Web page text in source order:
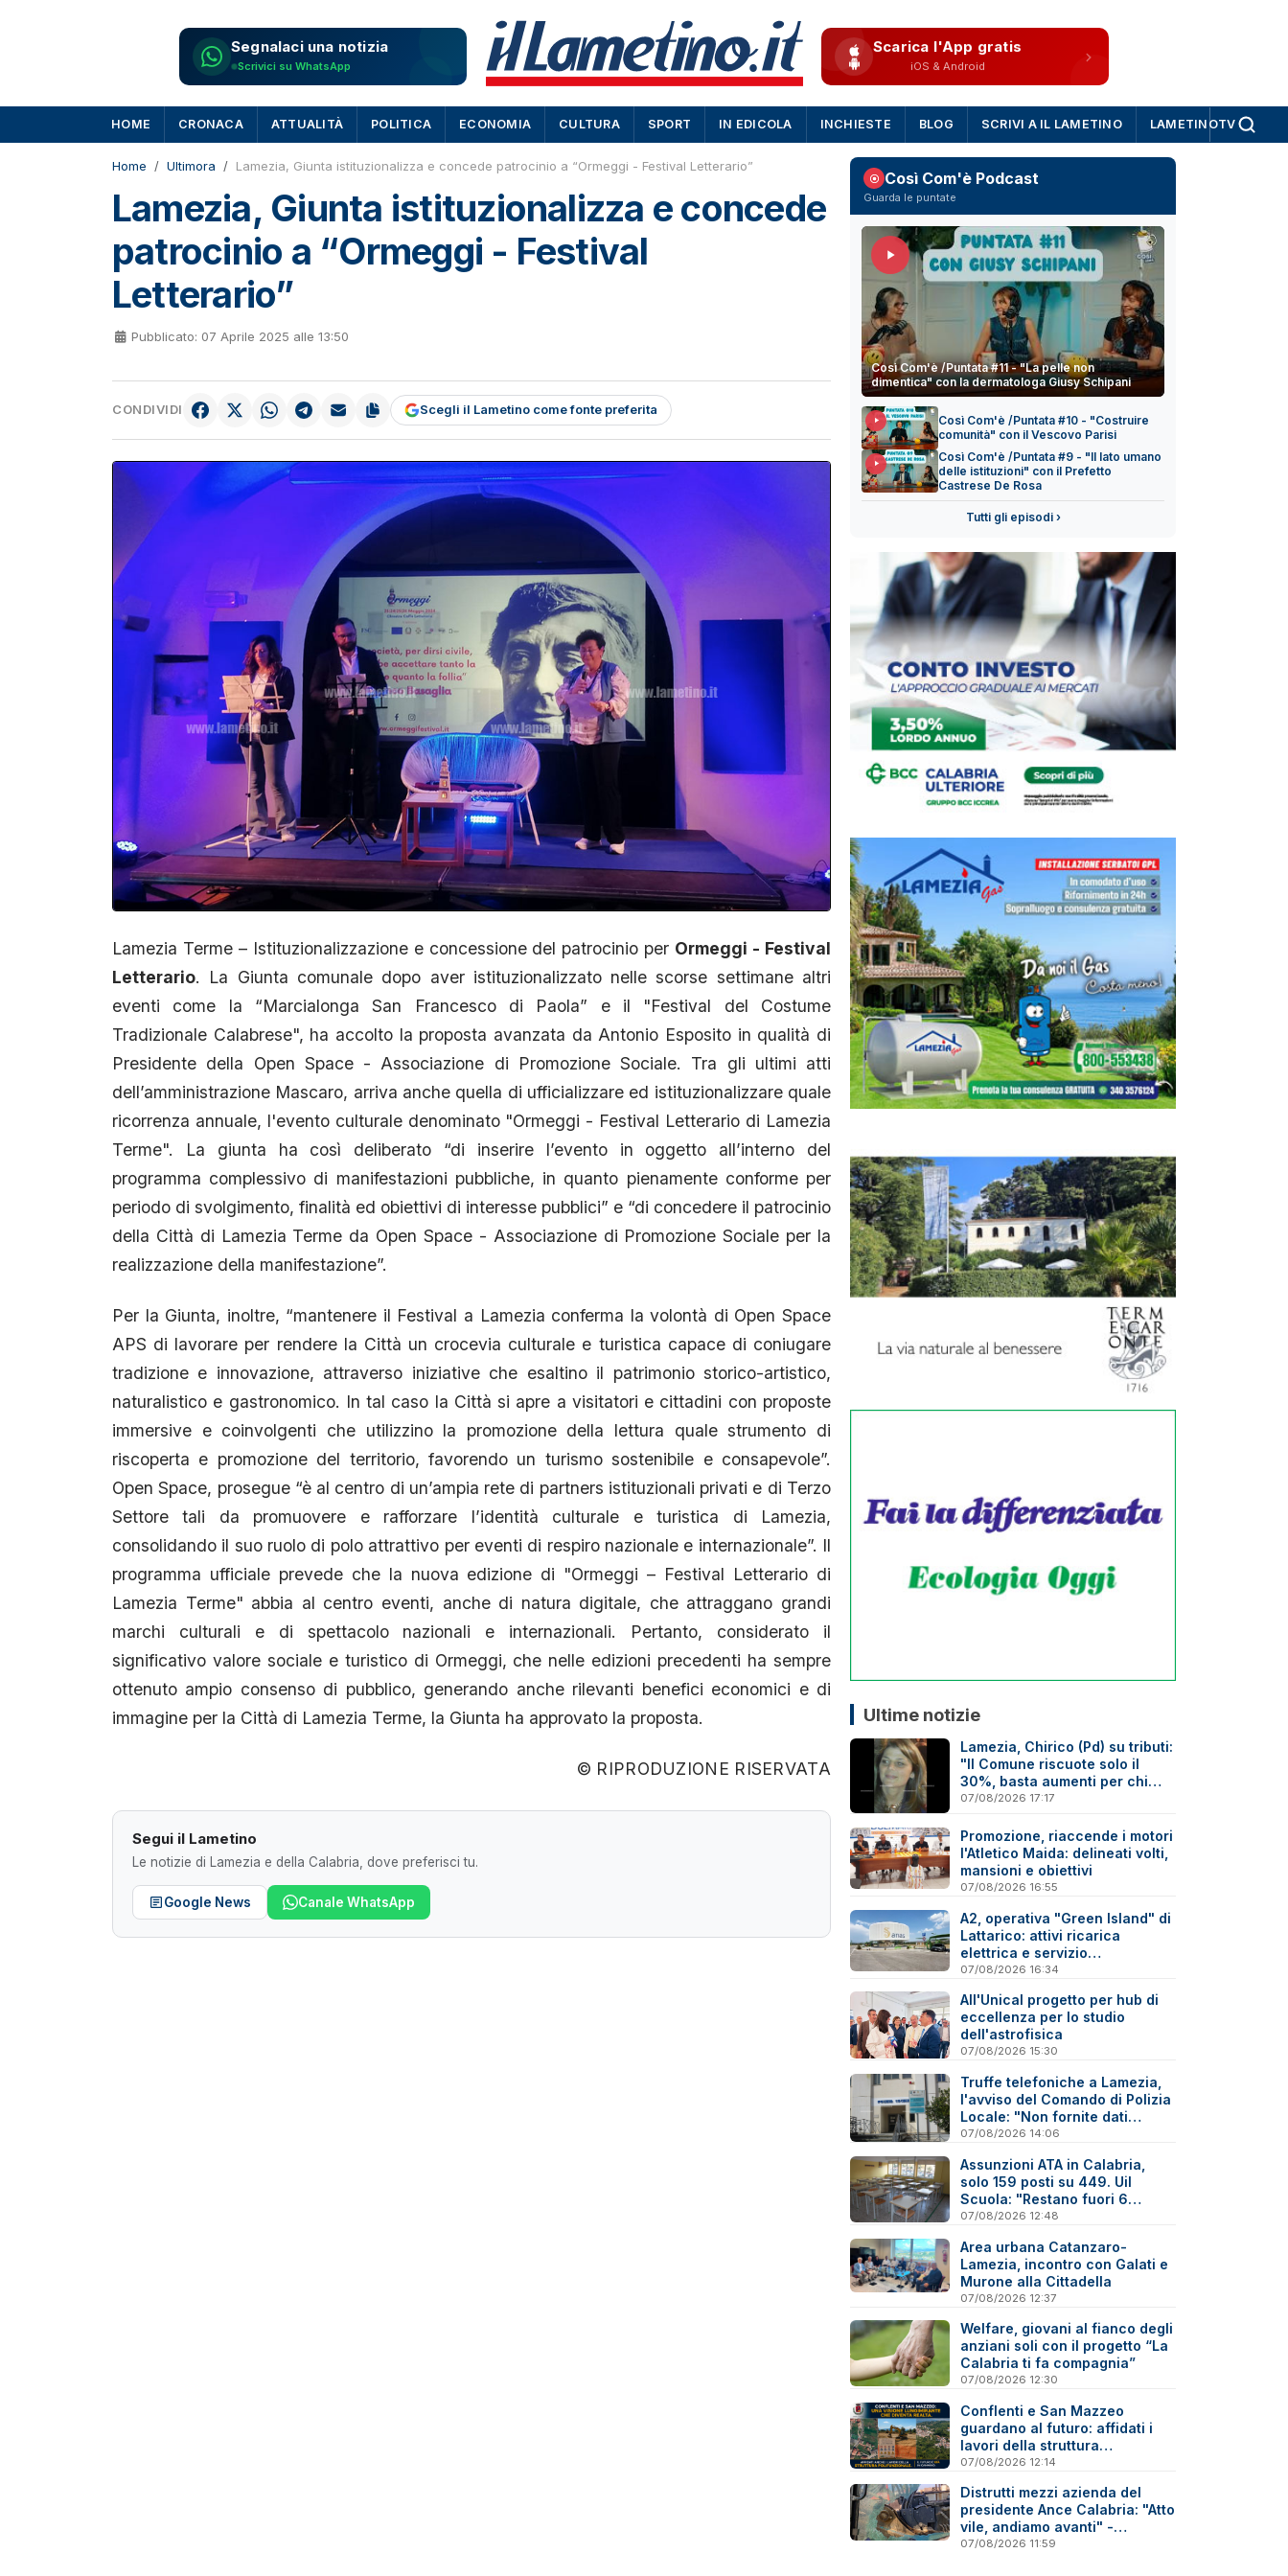
Segnalaci una notizia
Scrivici su WhatsApp
Scarica l'App gratis
iOS & Android
HOME CRONACA ATTUALITÀ POLITICA ECONOMIA CULTURA SPORT IN EDICOLA INCHIESTE BLOG SCRIVI A IL LAMETINO LAMETINOTV
Home Ultimora Lamezia, Giunta istituzionalizza e concede patrocinio a “Ormeggi - Festival Letterario”
Lamezia, Giunta istituzionalizza e concede
patrocinio a “Ormeggi - Festival
Letterario”
Pubblicato: 07 Aprile 2025 alle 13:50
CONDIVIDI Scegli il Lametino come fonte preferita
Lamezia Terme – Istituzionalizzazione e concessione del patrocinio per Ormeggi - Festival
Letterario. La Giunta comunale dopo aver istituzionalizzato nelle scorse settimane altri
eventi come la “Marcialonga San Francesco di Paola” e il "Festival del Costume
Tradizionale Calabrese", ha accolto la proposta avanzata da Antonio Esposito in qualità di
Presidente della Open Space - Associazione di Promozione Sociale. Tra gli ultimi atti
dell’amministrazione Mascaro, arriva anche quella di ufficializzare ed istituzionalizzare quale
ricorrenza annuale, l'evento culturale denominato "Ormeggi - Festival Letterario di Lamezia
Terme". La giunta ha così deliberato “di inserire l’evento in oggetto all’interno del
programma complessivo di manifestazioni pubbliche, in quanto pienamente conforme per
periodo di svolgimento, finalità ed obiettivi di interesse pubblici” e “di concedere il patrocinio
della Città di Lamezia Terme da Open Space - Associazione di Promozione Sociale per la
realizzazione della manifestazione”.
Per la Giunta, inoltre, “mantenere il Festival a Lamezia conferma la volontà di Open Space
APS di lavorare per rendere la Città un crocevia culturale e turistica capace di coniugare
tradizione e innovazione, attraverso iniziative che esaltino il patrimonio storico-artistico,
naturalistico e gastronomico. In tal caso la Città si apre a visitatori e cittadini con proposte
immersive e coinvolgenti che utilizzino la promozione della lettura quale strumento di
riscoperta e promozione del territorio, favorendo un turismo sostenibile e consapevole”.
Open Space, prosegue “è al centro di un’ampia rete di partners istituzionali privati e di Terzo
Settore tali da promuovere e rafforzare l’identità culturale e turistica di Lamezia,
consolidando il suo ruolo di polo attrattivo per eventi di respiro nazionale e internazionale”. Il
programma ufficiale prevede che la nuova edizione di "Ormeggi – Festival Letterario di
Lamezia Terme" abbia al centro eventi, anche di natura digitale, che attraggano grandi
marchi culturali e di spettacolo nazionali e internazionali. Pertanto, considerato il
significativo valore sociale e turistico di Ormeggi, che nelle edizioni precedenti ha sempre
ottenuto ampio consenso di pubblico, generando anche rilevanti benefici economici e di
immagine per la Città di Lamezia Terme, la Giunta ha approvato la proposta.
© RIPRODUZIONE RISERVATA
Segui il Lametino
Le notizie di Lamezia e della Calabria, dove preferisci tu.
Google News Canale WhatsApp
Così Com'è Podcast
Guarda le puntate
Così Com'è /Puntata #11 - "La pelle non
dimentica" con la dermatologa Giusy Schipani
Così Com'è /Puntata #10 - "Costruire
comunità" con il Vescovo Parisi
Così Com'è /Puntata #9 - "Il lato umano
delle istituzioni" con il Prefetto
Castrese De Rosa
Tutti gli episodi ›
Ultime notizie
Lamezia, Chirico (Pd) su tributi:
"Il Comune riscuote solo il
30%, basta aumenti per chi
paga"
07/08/2026 17:17
Promozione, riaccende i motori
l'Atletico Maida: delineati volti,
mansioni e obiettivi
07/08/2026 16:55
A2, operativa "Green Island" di
Lattarico: attivi ricarica
elettrica e servizio
sperimentale di soccorso
07/08/2026 16:34
All'Unical progetto per hub di
eccellenza per lo studio
dell'astrofisica
07/08/2026 15:30
Truffe telefoniche a Lamezia,
l'avviso del Comando di Polizia
Locale: "Non fornite dati
personali"
07/08/2026 14:06
Assunzioni ATA in Calabria,
solo 159 posti su 449. Uil
Scuola: "Restano fuori 6
precari su 10"
07/08/2026 12:48
Area urbana Catanzaro-
Lamezia, incontro con Galati e
Murone alla Cittadella
07/08/2026 12:37
Welfare, giovani al fianco degli
anziani soli con il progetto “La
Calabria ti fa compagnia”
07/08/2026 12:30
Conflenti e San Mazzeo
guardano al futuro: affidati i
lavori della struttura
polifunzionale
07/08/2026 12:14
Distrutti mezzi azienda del
presidente Ance Calabria: "Atto
vile, andiamo avanti" -
Reazioni
07/08/2026 11:59